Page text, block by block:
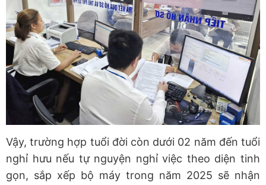
Vậy, trường hợp tuổi đời còn dưới 02 năm đến tuổi
nghỉ hưu nếu tự nguyện nghỉ việc theo diện tinh
gọn, sắp xếp bộ máy trong năm 2025 sẽ nhận